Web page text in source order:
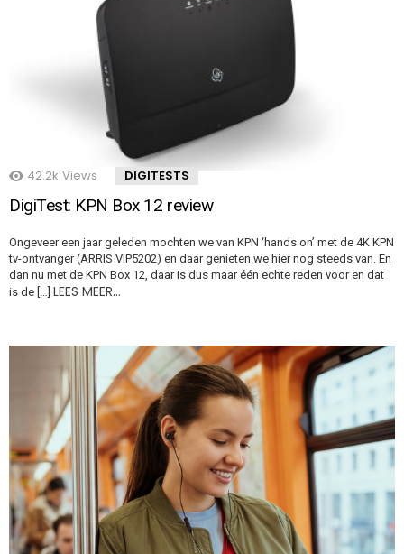
42.2k Views DIGITESTS
DigiTest: KPN Box 12 review
Ongeveer een jaar geleden mochten we van KPN ‘hands on’ met de 4K KPN
tv-ontvanger (ARRIS VIP5202) en daar genieten we hier nog steeds van. En
dan nu met de KPN Box 12, daar is dus maar één echte reden voor en dat
is de […] LEES MEER…